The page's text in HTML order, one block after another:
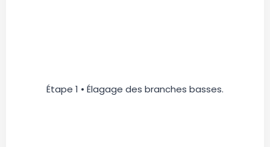
Étape 1 • Élagage des branches basses.